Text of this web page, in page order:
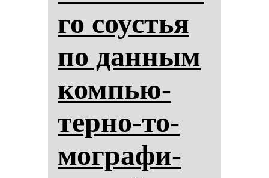
го со­ус­тья
по дан­ным
ком­пью­
тер­но-то­
мог­ра­фи­